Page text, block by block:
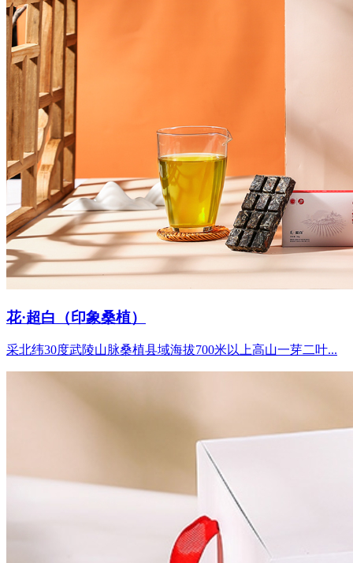
花·超白（印象桑植）
采北纬30度武陵山脉桑植县域海拔700米以上高山一芽二叶...